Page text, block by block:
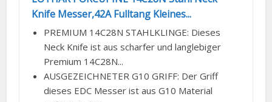
Knife Messer,42A Fulltang Kleines...
PREMIUM 14C28N STAHLKLINGE: Dieses
Neck Knife ist aus scharfer und langlebiger
Premium 14C28N...
AUSGEZEICHNETER G10 GRIFF: Der Griff
dieses EDC Messer ist aus G10 Material